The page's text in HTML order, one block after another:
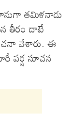
తమిళనాడు
తీరం దాటే
వేశారు. ఈ
వర్ష సూచన